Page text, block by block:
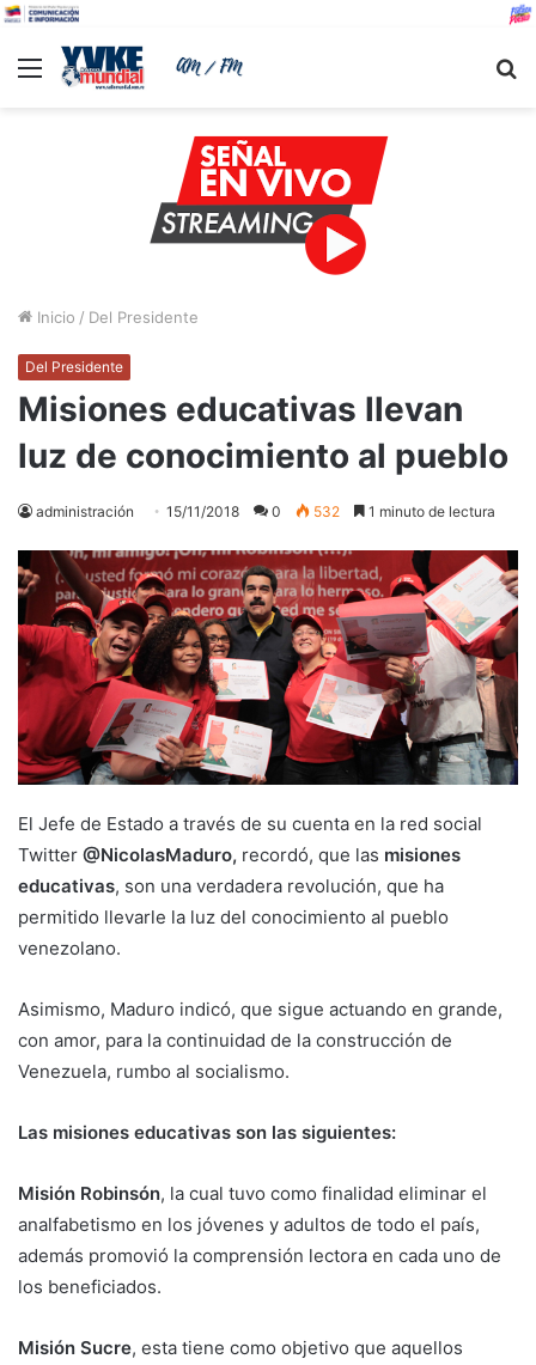
Menu
Inicio / Del Presidente
Del Presidente
Misiones educativas llevan
luz de conocimiento al pueblo
administración 15/11/2018 0 532 1 minuto de lectura
El Jefe de Estado a través de su cuenta en la red social
Twitter @NicolasMaduro, recordó, que las misiones
educativas, son una verdadera revolución, que ha
permitido llevarle la luz del conocimiento al pueblo
venezolano.
Asimismo, Maduro indicó, que sigue actuando en grande,
con amor, para la continuidad de la construcción de
Venezuela, rumbo al socialismo.
Las misiones educativas son las siguientes:
Misión Robinsón, la cual tuvo como finalidad eliminar el
analfabetismo en los jóvenes y adultos de todo el país,
además promovió la comprensión lectora en cada uno de
los beneficiados.
Misión Sucre, esta tiene como objetivo que aquellos